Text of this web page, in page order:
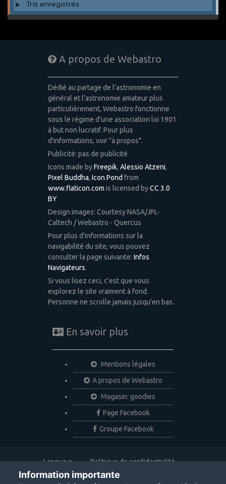
Tris enregistrés
A propos de Webastro
Dédié au partage de l'astronomie en
général et l'astronomie amateur plus
particulièrement, Webastro fonctionne
sous le régime d'une association loi 1901
à but non lucratif. Pour plus
d'informations, voir "à propos".
Publicité: pas de publicité
Icons made byFreepik, Alessio Atzeni,
Pixel Buddha, Icon Pond from
www.flaticon.com is licensed byCC 3.0
BY
Design images: Courtesy NASA/JPL-
Caltech / Webastro - Quercus
Pour plus d'informations sur la
navigabilité du site, vous pouvez
consulter la page suivante: Infos
Navigateurs.
Si vous lisez ceci, c'est que vous
explorez le site vraiment à fond.
Personne ne scrolle jamais jusqu'en bas.
En savoir plus
Mentions légales
A propos de Webastro
Magasin: goodies
Page Facebook
Groupe Facebook
Langue
Politique de confidentialité
Nous contacter
Information importante